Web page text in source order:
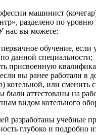
машинист
разделено по уровню
нас вы можете:
обучение, если
данной специальности;
присвоенную
если вы ранее работали в
котельной, или сменить
были аттестованы на
видом котельного
разработаны учебные
глубоко и подробно